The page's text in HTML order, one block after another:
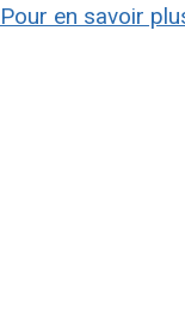
Pour en savoir